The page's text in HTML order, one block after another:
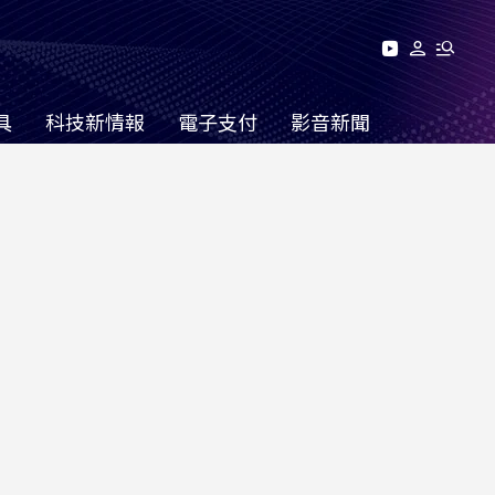
科技新情報 電子支付 影音新聞